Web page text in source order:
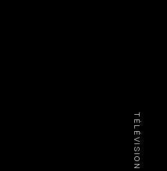
TÉLÉVISION